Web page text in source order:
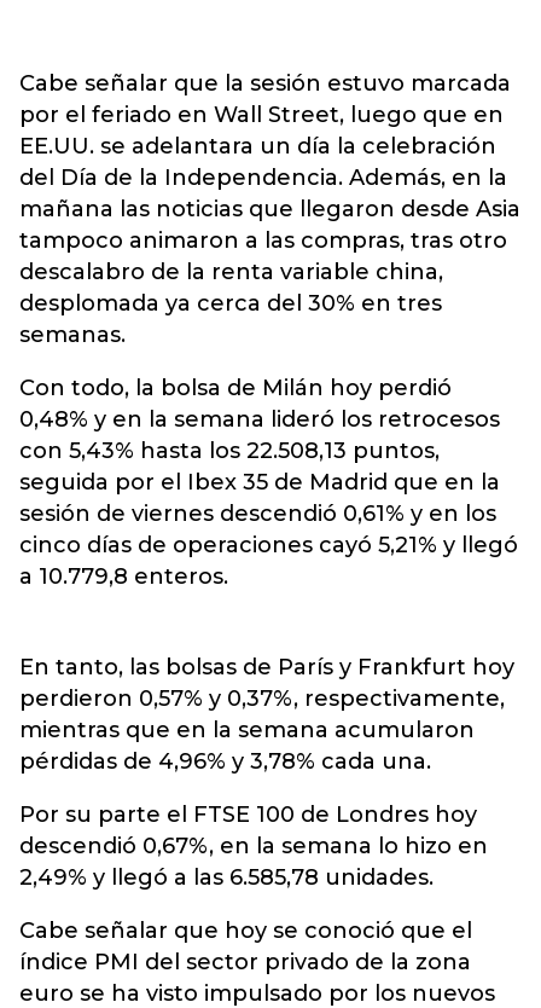
Cabe señalar que la sesión estuvo marcada
por el feriado en Wall Street, luego que en
EE.UU. se adelantara un día la celebración
del Día de la Independencia. Además, en la
mañana las noticias que llegaron desde Asia
tampoco animaron a las compras, tras otro
descalabro de la renta variable china,
desplomada ya cerca del 30% en tres
semanas.
Con todo, la bolsa de Milán hoy perdió
0,48% y en la semana lideró los retrocesos
con 5,43% hasta los 22.508,13 puntos,
seguida por el Ibex 35 de Madrid que en la
sesión de viernes descendió 0,61% y en los
cinco días de operaciones cayó 5,21% y llegó
a 10.779,8 enteros.
En tanto, las bolsas de París y Frankfurt hoy
perdieron 0,57% y 0,37%, respectivamente,
mientras que en la semana acumularon
pérdidas de 4,96% y 3,78% cada una.
Por su parte el FTSE 100 de Londres hoy
descendió 0,67%, en la semana lo hizo en
2,49% y llegó a las 6.585,78 unidades.
Cabe señalar que hoy se conoció que el
índice PMI del sector privado de la zona
euro se ha visto impulsado por los nuevos